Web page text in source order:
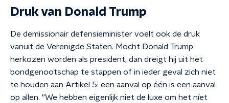
Druk van Donald Trump
De demissionair defensieminister voelt ook de druk
vanuit de Verenigde Staten. Mocht Donald Trump
herkozen worden als president, dan dreigt hij uit het
bondgenootschap te stappen of in ieder geval zich niet
te houden aan Artikel 5: een aanval op één is een aanval
op allen. "We hebben eigenlijk niet de luxe om het níet